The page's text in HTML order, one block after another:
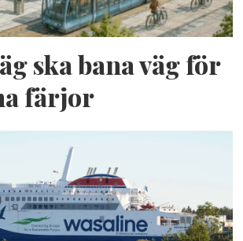
ska bana väg för
färjor